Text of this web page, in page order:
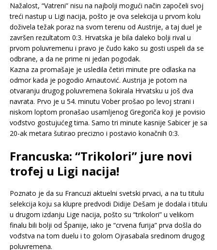
Nažalost, “Vatreni” nisu na najbolji mogući način započeli svoj
treći nastup u Ligi nacija, pošto je ova selekcija u prvom kolu
doživela težak poraz na svom terenu od Austrije, a taj duel je
završen rezultatom 0:3. Hrvatska je bila daleko bolji rival u
prvom poluvremenu i pravo je čudo kako su gosti uspeli da se
odbrane, a da ne prime ni jedan pogodak.
Kazna za promašaje je usledila četiri minute pre odlaska na
odmor kada je pogodio Arnautović. Austrija je potom na
otvaranju drugog poluvremena šokirala Hrvatsku u još dva
navrata. Prvo je u 54. minutu Vober prošao po levoj strani i
niskom loptom pronašao usamljenog Gregoriča koji je povisio
vođstvo gostujućeg tima. Samo tri minute kasnije Sabicer je sa
20-ak metara šutirao precizno i postavio konačnih 0:3.
Francuska: “Trikolori” jure novi
trofej u Ligi nacija!
Poznato je da su Francuzi aktuelni svetski prvaci, a na tu titulu
selekcija koju sa klupre predvodi Didije Dešam je dodala i titulu
u drugom izdanju Lige nacija, pošto su “trikolori” u velikom
finalu bili bolji od Španije, iako je “crvena furija” prva došla do
vođstva na tom duelu i to golom Ojrasabala sredinom drugog
poluvremena.